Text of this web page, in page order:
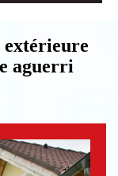
extérieure
aguerri